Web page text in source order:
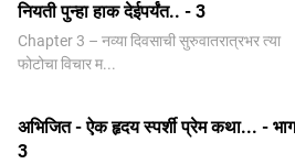
नियती पुन्हा हाक देईपर्यंत.. - 3
Chapter 3 – नव्या दिवसाची सुरुवातरात्रभर त्या
फोटोचा विचार म...
अभिजित - ऐक हृदय स्पर्शी प्रेम कथा... - भाग
3